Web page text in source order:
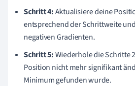
Schritt 4:Aktualisiere deine
entsprechend der Schrittweite
negativen Gradienten.
Schritt 5:Wiederhole die Schritte
Position nicht mehr signifikant
Minimum gefunden wurde.